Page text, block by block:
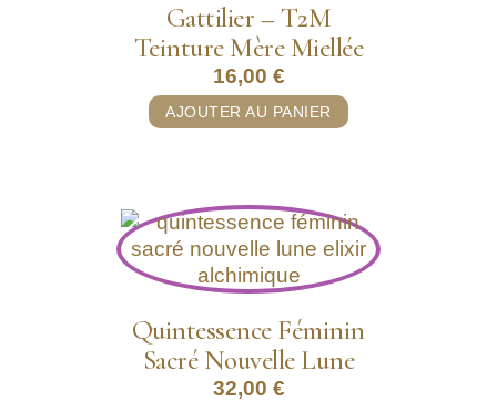
Gattilier – T2M
Teinture Mère Miellée
16,00 €
AJOUTER AU PANIER
Quintessence Féminin
Sacré Nouvelle Lune
32,00 €